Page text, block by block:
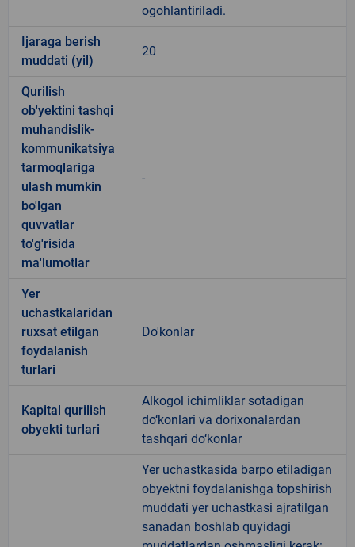
ogohlantiriladi.
Ijaraga berish
muddati (yil)
20
Qurilish
ob'yektini tashqi
muhandislik-
kommunikatsiya
tarmoqlariga
ulash mumkin
bo'lgan
quvvatlar
to'g'risida
ma'lumotlar
-
Yer
uchastkalaridan
ruxsat etilgan
foydalanish
turlari
Do'konlar
Kapital qurilish
obyekti turlari
Alkogol ichimliklar sotadigan
do‘konlari va dorixonalardan
tashqari do‘konlar
Yer uchastkasida barpo etiladigan
obyektni foydalanishga topshirish
muddati yer uchastkasi ajratilgan
sanadan boshlab quyidagi